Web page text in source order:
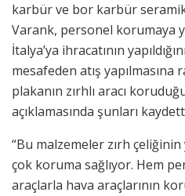
karbür ve bor karbür
Varank, personel korumaya
İtalya’ya ihracatının
mesafeden atış
plakanın zırhlı aracı
açıklamasında şunları
“Bu malzemeler zırh
çok koruma sağlıyor. Hem
araçlarla hava araçlarının